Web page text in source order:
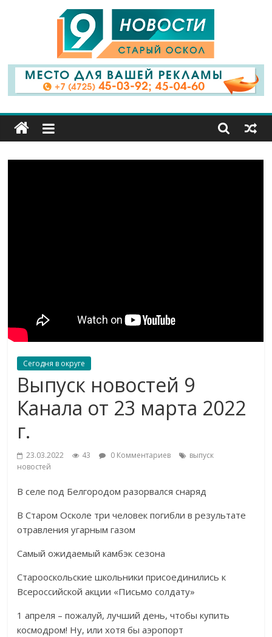
9
Канал
Старый
Сегодня в округе
Выпуск новостей 9
Канала от 23 марта 2022
г.
23.03.2022 43 0 Комментариев
выпуск
новостей
В селе под Белгородом разорвался снаряд
В Старом Осколе три человек погибли в результате
отравления угарным газом
Самый ожидаемый камбэк сезона
Старооскольские школьники присоединились к
Всероссийской акции «Письмо солдату»
1 апреля – пожалуй, лучший день, чтобы купить
космодром! Ну, или хотя бы аэропорт